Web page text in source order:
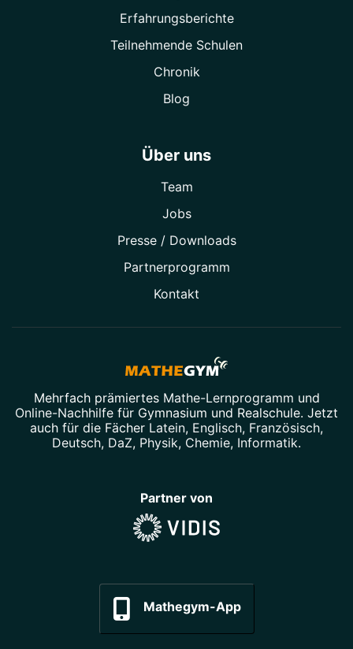
Erfahrungsberichte
Teilnehmende Schulen
Chronik
Blog
Über uns
Team
Jobs
Presse / Downloads
Partner­programm
Kontakt
Mehrfach prämiertes Mathe-Lernprogramm und
Online-Nachhilfe für Gymnasium und Realschule. Jetzt
auch für die Fächer Latein, Englisch, Französisch,
Deutsch, DaZ, Physik, Chemie, Informatik.
Partner von
Mathegym-App